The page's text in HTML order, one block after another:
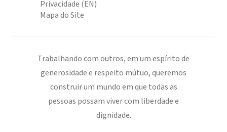
Privacidade (EN)
Mapa do Site
Trabalhando com outros, em um espírito de
generosidade e respeito mútuo, queremos
construir um mundo em que todas as
pessoas possam viver com liberdade e
dignidade.